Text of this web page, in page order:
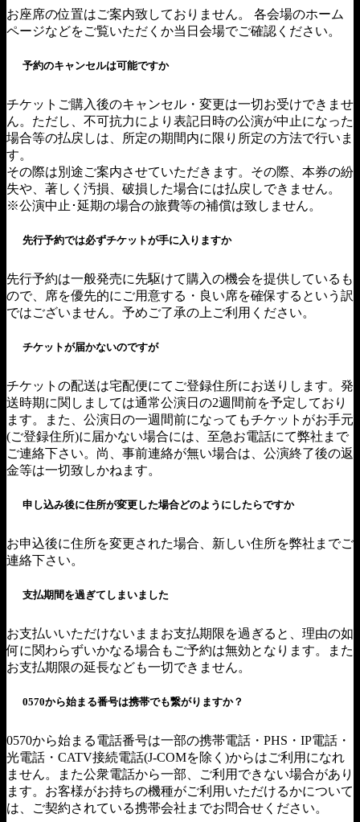
お座席の位置はご案内致しておりません。 各会場のホーム
ページなどをご覧いただくか当日会場でご確認ください。
予約のキャンセルは可能ですか
チケットご購入後のキャンセル・変更は一切お受けできませ
ん。ただし、不可抗力により表記日時の公演が中止になった
場合等の払戻しは、所定の期間内に限り所定の方法で行いま
す。
その際は別途ご案内させていただきます。その際、本券の紛
失や、著しく汚損、破損した場合には払戻しできません。
※公演中止･延期の場合の旅費等の補償は致しません。
先行予約では必ずチケットが手に入りますか
先行予約は一般発売に先駆けて購入の機会を提供しているも
ので、席を優先的にご用意する・良い席を確保するという訳
ではございません。予めご了承の上ご利用ください。
チケットが届かないのですが
チケットの配送は宅配便にてご登録住所にお送りします。発
送時期に関しましては通常公演日の2週間前を予定しており
ます。また、公演日の一週間前になってもチケットがお手元
(ご登録住所)に届かない場合には、至急お電話にて弊社まで
ご連絡下さい。尚、事前連絡が無い場合は、公演終了後の返
金等は一切致しかねます。
申し込み後に住所が変更した場合どのようにしたらですか
お申込後に住所を変更された場合、新しい住所を弊社までご
連絡下さい。
支払期間を過ぎてしまいました
お支払いいただけないままお支払期限を過ぎると、理由の如
何に関わらずいかなる場合もご予約は無効となります。また
お支払期限の延長なども一切できません。
0570から始まる番号は携帯でも繋がりますか？
0570から始まる電話番号は一部の携帯電話・PHS・IP電話・
光電話・CATV接続電話(J-COMを除く)からはご利用になれ
ません。また公衆電話から一部、ご利用できない場合があり
ます。お客様がお持ちの機種がご利用いただけるかについて
は、ご契約されている携帯会社までお問合せください。